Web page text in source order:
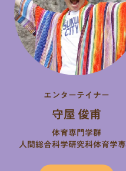
エンターテイナー
守屋 俊甫
体育専門学群
人間総合科学研究科体育学